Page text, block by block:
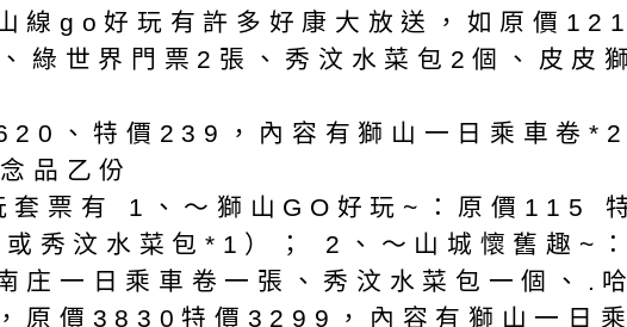
線go好玩有許多好康大放送，如原價
綠世界門票2張、秀汶水菜包2個、皮皮
、特價239，內容有獅山一日乘車卷
品乙份
套票有 1、～獅山GO好玩~：原價115
秀汶水菜包*1）； 2、～山城懷舊趣~
庄一日乘車卷一張、秀汶水菜包一個、.
原價3830特價3299，內容有獅山一日